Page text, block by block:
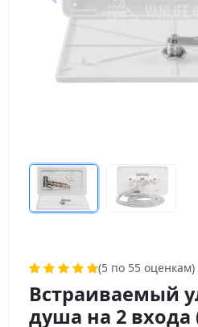
(5 по 55 оценкам)
Встраиваемый
душа на 2